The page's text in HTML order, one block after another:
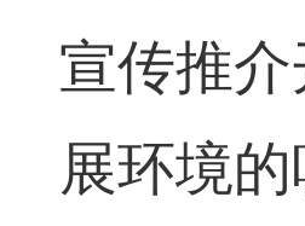
宣传推
展环境